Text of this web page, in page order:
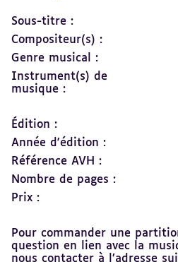
Sous-titre :
Compositeur(s) :
Genre musical :
Instrument(s) de
musique :
Édition :
Année d'édition :
Référence AVH :
Nombre de pages :
Prix :
Pour commander une
question en lien avec la
nous contacter à l’adresse